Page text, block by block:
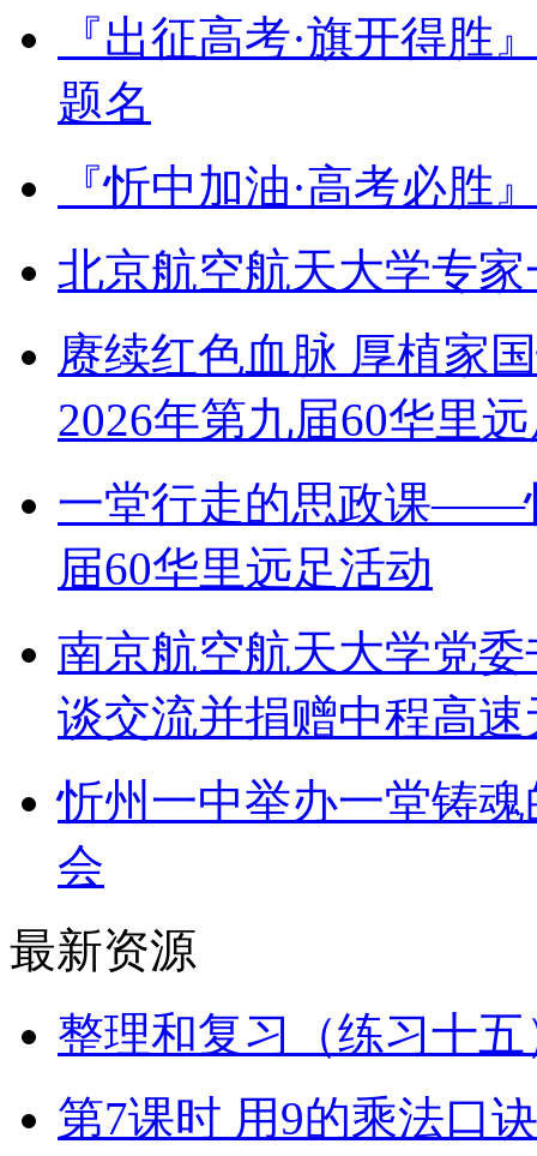
『出征高考·旗开得胜
题名
『忻中加油·高考必胜
北京航空航天大学专
赓续红色血脉 厚植家
2026年第九届60华里
一堂行走的思政课——
届60华里远足活动
南京航空航天大学党
谈交流并捐赠中程高
忻州一中举办一堂铸
会
最新资源
整理和复习（练习十五
第7课时 用9的乘法口